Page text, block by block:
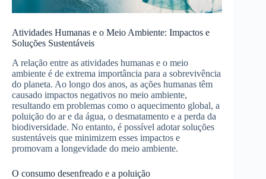
Atividades Humanas e o Meio Ambiente: Impactos e
Soluções Sustentáveis
A relação entre as atividades humanas e o meio
ambiente é de extrema importância para a sobrevivência
do planeta. Ao longo dos anos, as ações humanas têm
causado impactos negativos no meio ambiente,
resultando em problemas como o aquecimento global, a
poluição do ar e da água, o desmatamento e a perda da
biodiversidade. No entanto, é possível adotar soluções
sustentáveis que minimizem esses impactos e
promovam a longevidade do meio ambiente.
O consumo desenfreado e a poluição